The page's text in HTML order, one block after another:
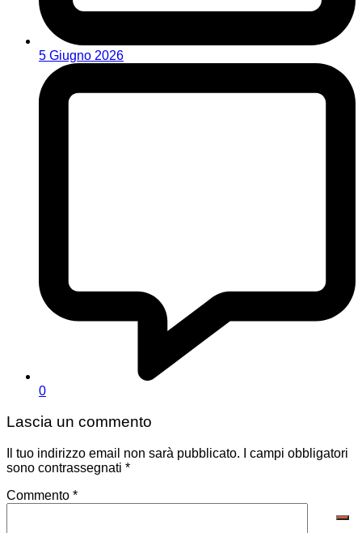
5 Giugno 2026
0
Lascia un commento
Il tuo indirizzo email non sarà pubblicato.
I campi obbligatori
sono contrassegnati *
Commento *